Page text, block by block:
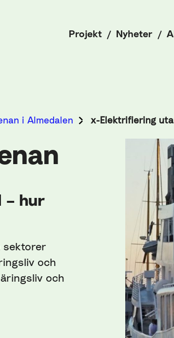
Projekt Nyheter
i Almedalen x-Elektrifiering
– hur
sektorer
och
och